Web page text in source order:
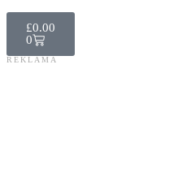
£0.00
0